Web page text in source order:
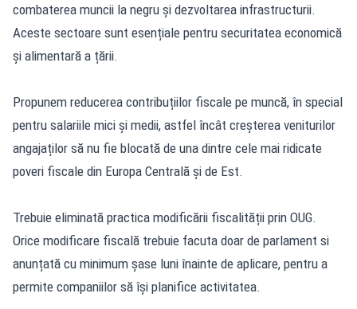
combaterea muncii la negru și dezvoltarea infrastructurii.
Aceste sectoare sunt esențiale pentru securitatea economică
și alimentară a țării.
Propunem reducerea contribuțiilor fiscale pe muncă, în special
pentru salariile mici și medii, astfel încât creșterea veniturilor
angajaților să nu fie blocată de una dintre cele mai ridicate
poveri fiscale din Europa Centrală și de Est.
Trebuie eliminată practica modificării fiscalității prin OUG.
Orice modificare fiscală trebuie facuta doar de parlament si
anunțată cu minimum șase luni înainte de aplicare, pentru a
permite companiilor să își planifice activitatea.